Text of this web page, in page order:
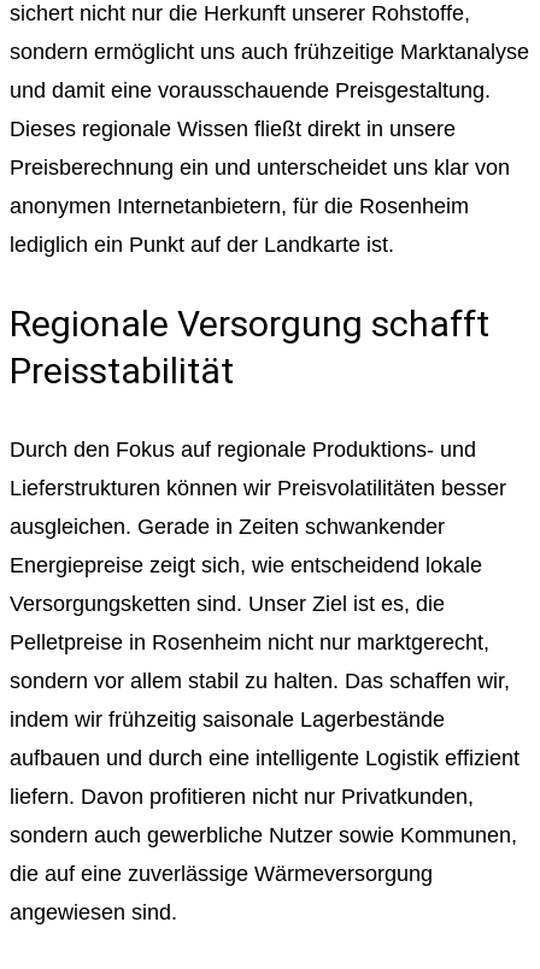
sichert nicht nur die Herkunft unserer Rohstoffe,
sondern ermöglicht uns auch frühzeitige Marktanalyse
und damit eine vorausschauende Preisgestaltung.
Dieses regionale Wissen fließt direkt in unsere
Preisberechnung ein und unterscheidet uns klar von
anonymen Internetanbietern, für die Rosenheim
lediglich ein Punkt auf der Landkarte ist.
Regionale Versorgung schafft
Preisstabilität
Durch den Fokus auf regionale Produktions- und
Lieferstrukturen können wir Preisvolatilitäten besser
ausgleichen. Gerade in Zeiten schwankender
Energiepreise zeigt sich, wie entscheidend lokale
Versorgungsketten sind. Unser Ziel ist es, die
Pelletpreise in Rosenheim nicht nur marktgerecht,
sondern vor allem stabil zu halten. Das schaffen wir,
indem wir frühzeitig saisonale Lagerbestände
aufbauen und durch eine intelligente Logistik effizient
liefern. Davon profitieren nicht nur Privatkunden,
sondern auch gewerbliche Nutzer sowie Kommunen,
die auf eine zuverlässige Wärmeversorgung
angewiesen sind.